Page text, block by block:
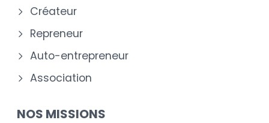
Créateur
Repreneur
Auto-entrepreneur
Association
NOS MISSIONS